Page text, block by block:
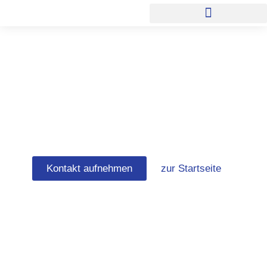
Kontakt aufnehmen zur Startseite